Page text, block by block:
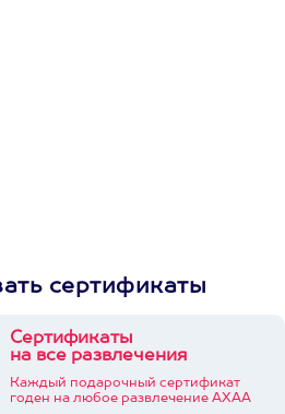
сертификаты
Сертификаты
на все развлечения
Каждый подарочный сертификат
годен на любое развлечение АХАА